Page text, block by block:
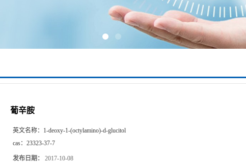
葡辛胺
英文名称： 1-deoxy-1-(octylamino)-d-glucitol
cas： 23323-37-7
发布日期： 2017-10-08